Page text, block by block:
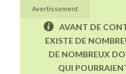
Avertissement
AVANT DE
EXISTE DE
DE NOMBREUX
QUI